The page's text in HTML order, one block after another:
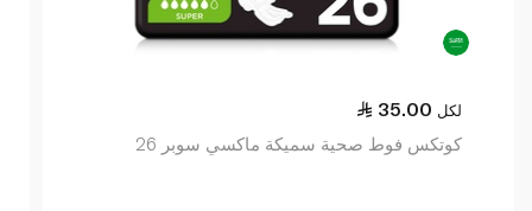
35.00 لكل
كوتكس فوط صحية سميكة ماكسي سوبر 26